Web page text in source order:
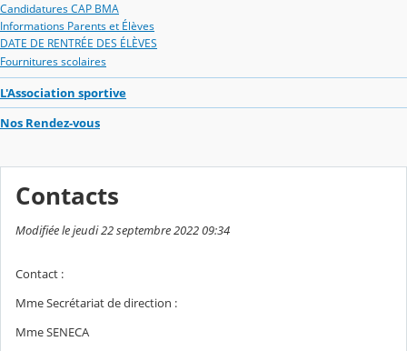
Candidatures CAP BMA
Informations Parents et Élèves
DATE DE RENTRÉE DES ÉLÈVES
Fournitures scolaires
L'Association sportive
Nos Rendez-vous
Contacts
Modifiée le jeudi 22 septembre 2022 09:34
Contact :
Mme Secrétariat de direction :
Mme SENECA